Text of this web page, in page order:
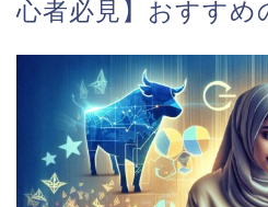
心者必見】おすすめ